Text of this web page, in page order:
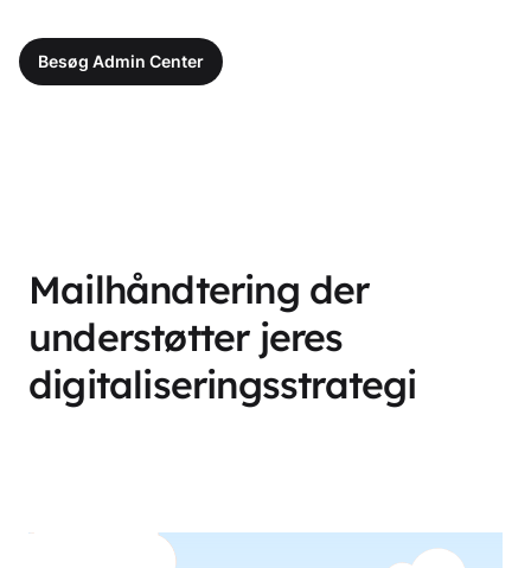
Besøg Admin Center
Mailhåndtering der
understøtter jeres
digitaliseringsstrategi